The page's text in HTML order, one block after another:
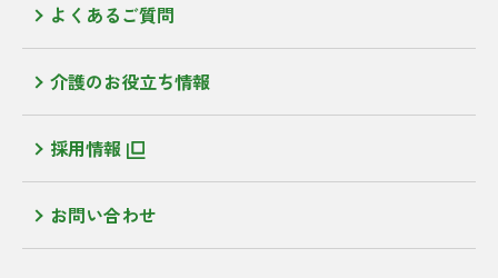
よくあるご質問
介護のお役立ち情報
採用情報
お問い合わせ